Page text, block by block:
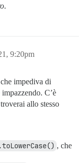
.
9:20pm
impediva di
C’è
allo stesso
, che